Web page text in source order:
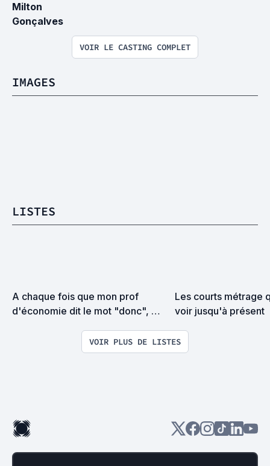
Milton
Gonçalves
VOIR LE CASTING COMPLET
IMAGES
LISTES
A chaque fois que mon prof
d'économie dit le mot "donc",
Les courts métrage
voir jusqu'à présent
VOIR PLUS DE LISTES